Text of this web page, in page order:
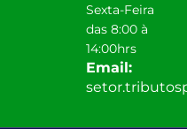
Sexta-Feira
das 8:00 à
14:00hrs
Email: